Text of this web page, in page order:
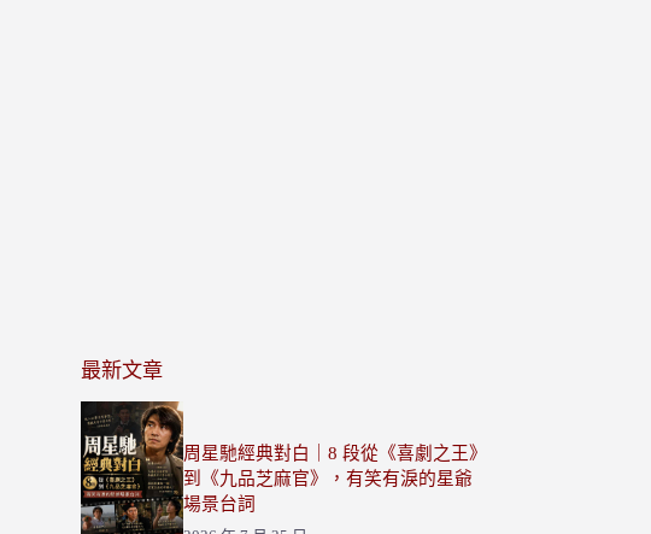
最新文章
周星馳經典對白｜8 段從《喜劇之王》
到《九品芝麻官》，有笑有淚的星爺
場景台詞